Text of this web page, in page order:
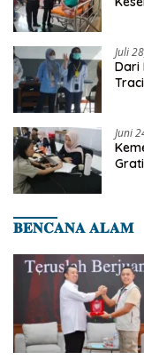
Juli
Dari
Juni
𝐁𝐄𝐍𝐂𝐀𝐍𝐀 𝐀𝐋𝐀𝐌